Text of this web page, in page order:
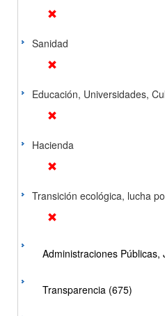
Sanidad
Educación, Universidades,
Hacienda
Transición ecológica, lucha
Administraciones
Transparencia (675)